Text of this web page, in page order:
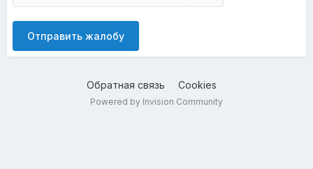
Отправить жалобу
Обратная связь Cookies
Powered by Invision Community